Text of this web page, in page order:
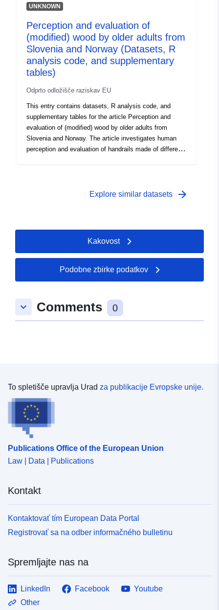
odloku z dne 2. marca 2011. V tem okviru je glavni cilj
prispevati k razvoju načrtov za obvladovanje poplavne
ogroženosti s homogenizacijo in objektivizacijo znanja o
izpostavljenosti poplavam. Ta podatkovni niz se
uporablja za izdelavo zemljevidov izpostavljenih
vprašanj v ustreznem obsegu.
UNKNOWN
Perception and evaluation of
(modified) wood by older adults from
Slovenia and Norway (Datasets, R
analysis code, and supplementary
tables)
Odprto odložišče raziskav EU
This entry contains datasets, R analysis code, and
supplementary tables for the article Perception and
evaluation of (modified) wood by older adults from
Slovenia and Norway. The article investigates human
perception and evaluation of handrails made of different
more preferred than others, which material properties
Explore similar datasets arrow_forward
Kakovost
Podobne zbirke podatkov
keyboard_arrow_down Comments 0
To spletišče upravlja Urad za publikacije Evropske unije.
Publications Office of the European Union
Law | Data | Publications
Kontakt
Kontaktovať tím European Data Portal
Registrovať sa na odber informačného bulletinu
Spremljajte nas na
LinkedIn Facebook
Youtube
Other